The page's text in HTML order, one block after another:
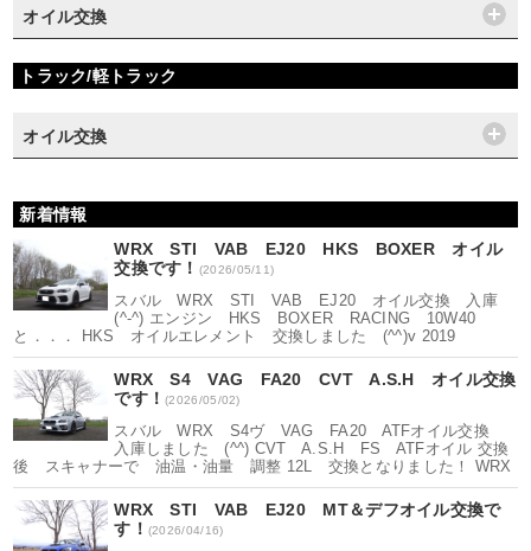
オイル交換
トラック/軽トラック
オイル交換
新着情報
WRX STI VAB EJ20 HKS BOXER オイル
交換です！ (2026/05/11)
スバル WRX STI VAB EJ20 オイル交換 入庫
(^-^) エンジン HKS BOXER RACING 10W40
と．．． HKS オイルエレメント 交換しました (^^)v 2019
WRX S4 VAG FA20 CVT A.S.H オイル交換
です！(2026/05/02)
スバル WRX S4ヴ VAG FA20 ATFオイル交換
入庫しました (^^) CVT A.S.H FS ATFオイル 交換
後 スキャナーで 油温・油量 調整 12L 交換となりました！ WRX
WRX STI VAB EJ20 MT＆デフオイル交換で
す！ (2026/04/16)